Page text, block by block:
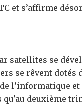
et s’affirme
satellites se
se rêvent dotés
l’informatique
deuxième